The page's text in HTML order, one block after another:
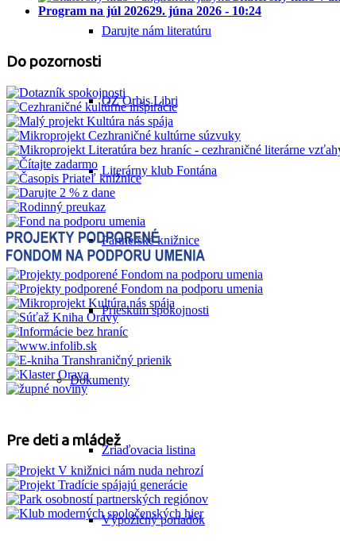
Darujte nám literatúru
OZ Orbis Libri
Literárny klub Fontána
Partnerské knižnice
Prieskum spokojnosti
Dokumenty
Zriaďovacia listina
Výpožičný poriadok
Program na júl 202629. júna 2026 - 10:24
Do pozornosti
Pre deti a mládež